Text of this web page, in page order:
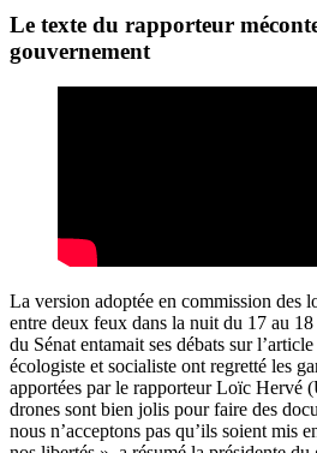
Le texte du rapporteur
gouvernement
La version adoptée en commission des
entre deux feux dans la nuit du 17 au
du Sénat entamait ses débats sur
écologiste et socialiste ont regretté les
apportées par le rapporteur Loïc Hervé
drones sont bien jolis pour faire des
nous n’acceptons pas qu’ils soient mis